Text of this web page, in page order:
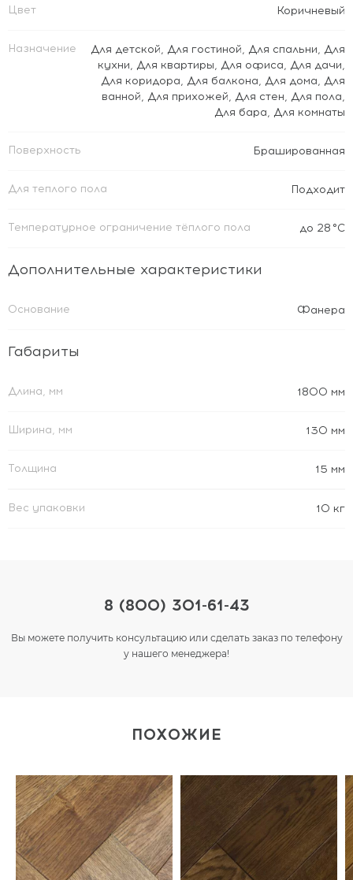
Цвет Коричневый
Назначение Для детской, Для гостиной, Для спальни, Для
кухни, Для квартиры, Для офиса, Для дачи,
Для коридора, Для балкона, Для дома, Для
ванной, Для прихожей, Для стен, Для пола,
Для бара, Для комнаты
Поверхность Брашированная
Для теплого пола Подходит
Температурное ограничение тёплого пола до 28 °C
Дополнительные характеристики
Основание Фанера
Габариты
Длина, мм 1800 мм
Ширина, мм 130 мм
Толщина 15 мм
Вес упаковки 10 кг
8 (800) 301-61-43
Вы можете получить консультацию или сделать заказ по телефону
у нашего менеджера!
ПОХОЖИЕ